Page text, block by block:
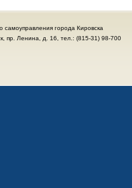
города Кировска
пр. Ленина, д. 16, тел.: (815-31) 98-700